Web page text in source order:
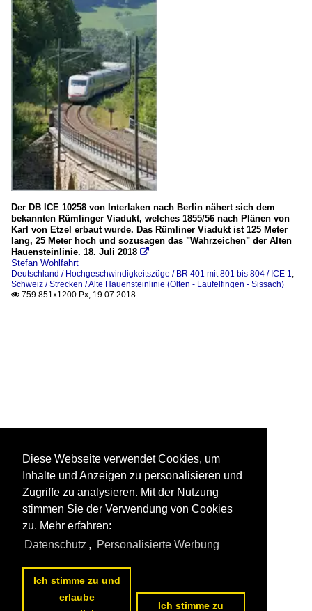
Der DB ICE 10258 von Interlaken nach Berlin nähert sich dem
bekannten Rümlinger Viadukt, welches 1855/56 nach Plänen von
Karl von Etzel erbaut wurde. Das Rümliner Viadukt ist 125 Meter
lang, 25 Meter hoch und sozusagen das "Wahrzeichen" der Alten
Hauensteinlinie. 18. Juli 2018 
Stefan Wohlfahrt
Deutschland / Hochgeschwindigkeitszüge / BR 401 mit 801 bis 804 / ICE 1,
Schweiz / Strecken / Alte Hauensteinlinie (Olten - Läufelfingen - Sissach)
 759 851x1200 Px, 19.07.2018
Diese Webseite verwendet Cookies, um
Inhalte und Anzeigen zu personalisieren und
Zugriffe zu analysieren. Mit der Nutzung
stimmen Sie der Verwendung von Cookies
zu. Mehr erfahren:
Datenschutz , Personalisierte Werbung
Ich stimme zu und
erlaube
Ich stimme zu